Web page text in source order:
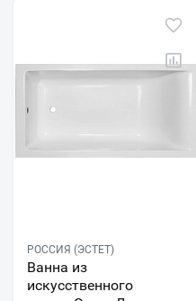
РОССИЯ (ЭСТЕТ)
Ванна из
искусственного